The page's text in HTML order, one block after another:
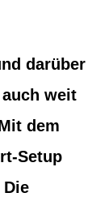
darüber
weit
dem
Setup
Die